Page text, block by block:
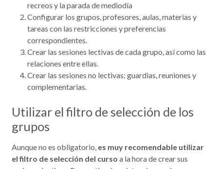
recreos y la parada de mediodía
Configurar los grupos, profesores, aulas, materias y
tareas con las restricciones y preferencias
correspondientes.
Crear las sesiones lectivas de cada grupo, así como las
relaciones entre ellas.
Crear las sesiones no lectivas: guardias, reuniones y
complementarias.
Utilizar el filtro de selección de los
grupos
Aunque no es obligatorio, es muy recomendable utilizar
el filtro de selección del curso a la hora de crear sus